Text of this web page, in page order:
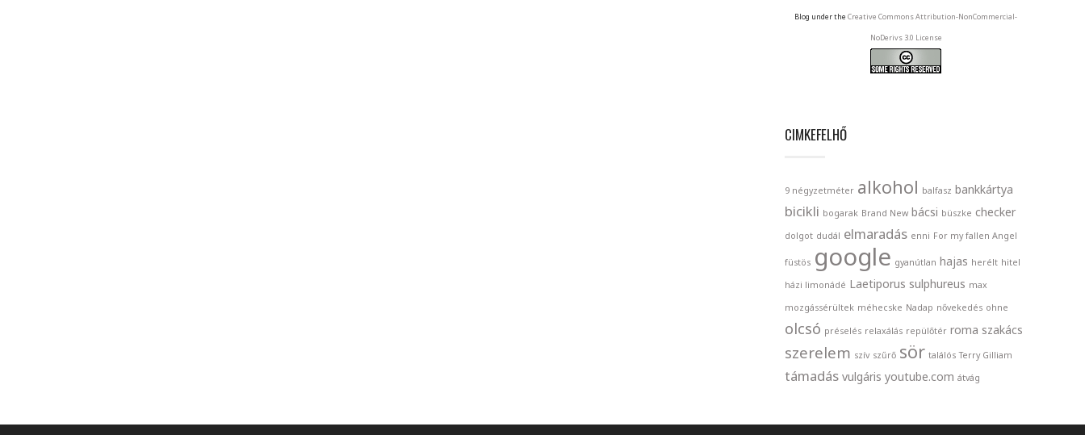
Blog under the Creative Commons Attribution-NonCommercial-
NoDerivs 3.0 License
CIMKEFELHŐ
9 négyzetméter alkohol balfasz bankkártya
bicikli bogarak Brand New bácsi büszke checker
dolgot dudál elmaradás enni For my fallen Angel
füstös google gyanútlan hajas herélt hitel
házi limonádé Laetiporus sulphureus max
mozgássérültek méhecske Nadap nővekedés ohne
olcsó préselés relaxálás repülőtér roma szakács
szerelem szív szűrő sör találós Terry Gilliam
támadás vulgáris youtube.com átvág